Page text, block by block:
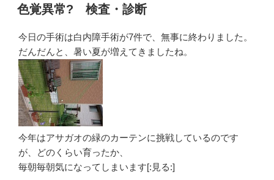
稿
日:
色覚異常? 検査・診断
今日の手術は白内障手術が7件で、無事に終わりました。
だんだんと、暑い夏が増えてきましたね。
今年はアサガオの緑のカーテンに挑戦しているのです
が、どのくらい育ったか、
毎朝毎朝気になってしまいます[:見る:]